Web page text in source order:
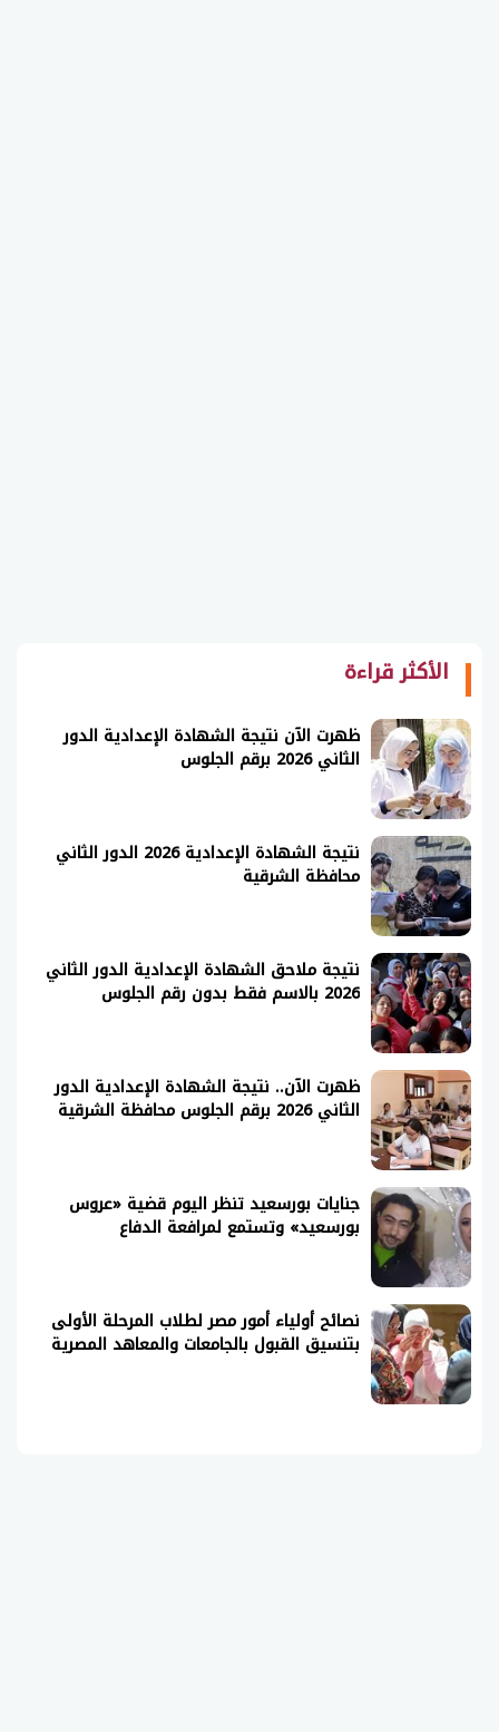
الأكثر قراءة
ظهرت الآن نتيجة الشهادة الإعدادية الدور
الثاني 2026 برقم الجلوس
نتيجة الشهادة الإعدادية 2026 الدور الثاني
محافظة الشرقية
نتيجة ملاحق الشهادة الإعدادية الدور الثاني
2026 بالاسم فقط بدون رقم الجلوس
ظهرت الآن.. نتيجة الشهادة الإعدادية الدور
الثاني 2026 برقم الجلوس محافظة الشرقية
جنايات بورسعيد تنظر اليوم قضية «عروس
بورسعيد» وتستمع لمرافعة الدفاع
نصائح أولياء أمور مصر لطلاب المرحلة الأولى
بتنسيق القبول بالجامعات والمعاهد المصرية